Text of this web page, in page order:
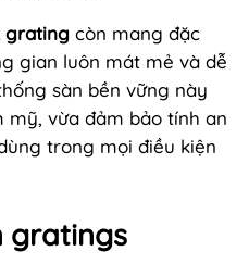
grating còn mang đặc
gian luôn mát mẻ và dễ
sàn bền vững này
vừa đảm bảo tính an
trong mọi điều kiện
gratings